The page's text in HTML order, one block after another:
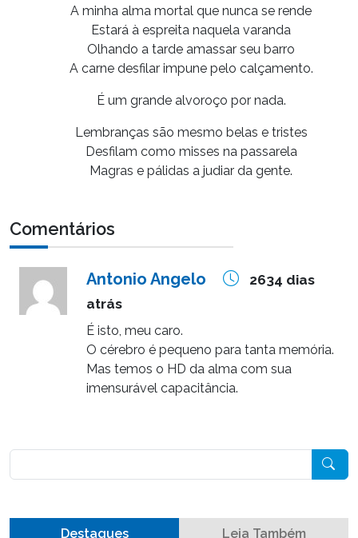
A minha alma mortal que nunca se rende
Estará à espreita naquela varanda
Olhando a tarde amassar seu barro
A carne desfilar impune pelo calçamento.
É um grande alvoroço por nada.
Lembranças são mesmo belas e tristes
Desfilam como misses na passarela
Magras e pálidas a judiar da gente.
Comentários
Antonio Angelo
2634 dias
atrás
É isto, meu caro.
O cérebro é pequeno para tanta memória.
Mas temos o HD da alma com sua
imensurável capacitância.
Destaques Leia Também